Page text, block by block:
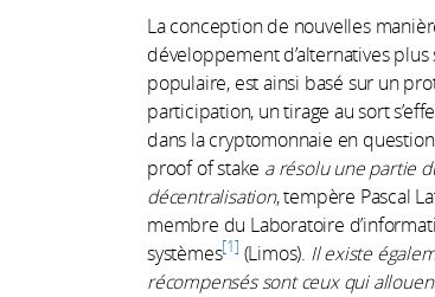
La conception de nouvelles
développement d’alternatives
populaire, est ainsi basé sur un
participation, un tirage au sort
dans la cryptomonnaie en
proof of stake a résolu une partie
décentralisation, tempère Pascal
membre du Laboratoire
systèmes 1 (Limos). Il existe
récompensés sont ceux qui